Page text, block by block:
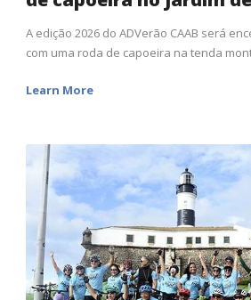
A edição 2026 do ADVerão CAAB será
com uma roda de capoeira na tenda
Learn More